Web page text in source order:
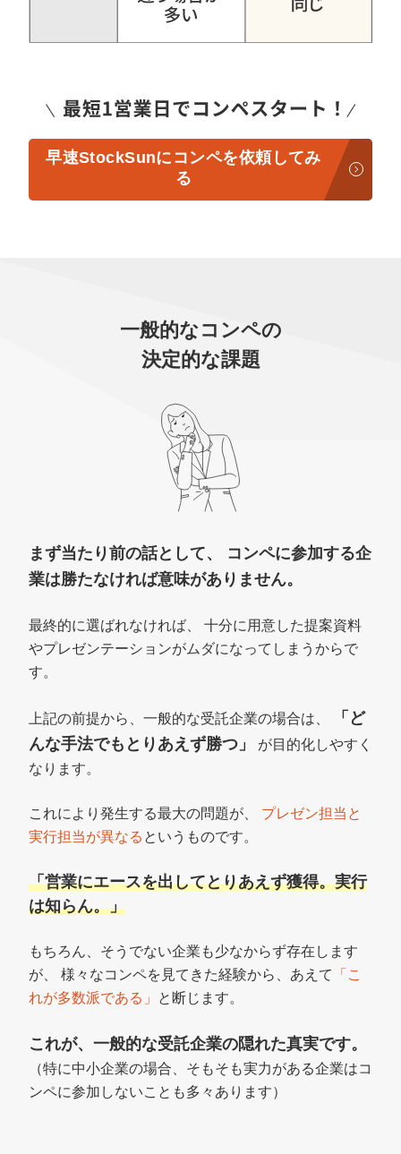
早速StockSunにコンペを依頼してみ
る
一般的なコンペの
決定的な課題
まず当たり前の話として、
コンペに参加する企
業は勝たなければ意味がありません。
最終的に選ばれなければ、
十分に用意した提案資料
やプレゼンテーションがムダになってしまうからで
す。
上記の前提から、一般的な受託企業の場合は、
「ど
んな手法でもとりあえず勝つ」
が目的化しやすく
なります。
これにより発生する最大の問題が、
プレゼン担当と
実行担当が異なる というものです。
「営業にエースを出してとりあえず獲得。実行
は知らん。」
もちろん、そうでない企業も少なからず存在します
が、
様々なコンペを見てきた経験から、あえて
「こ
れが多数派である」
と断じます。
これが、一般的な受託企業の隠れた真実です。
（特に中小企業の場合、そもそも実力がある企業はコ
ンペに参加しないことも多々あります）